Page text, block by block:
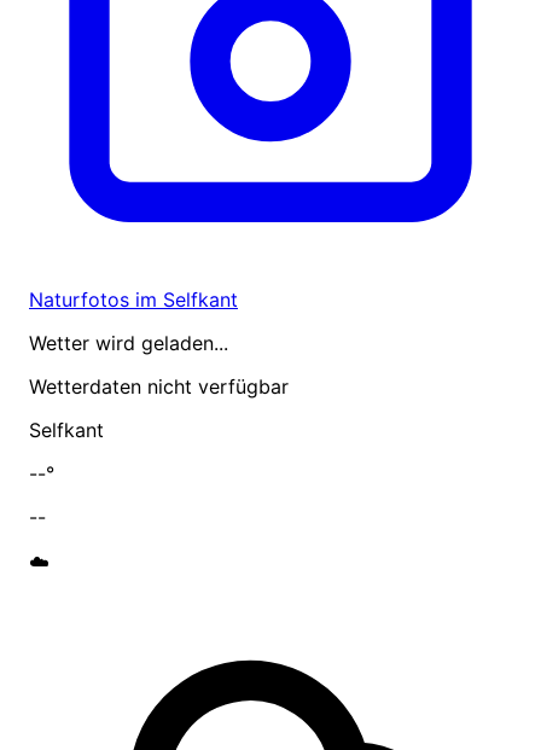
Naturfotos im Selfkant
Wetter wird geladen...
Wetterdaten nicht verfügbar
Selfkant
--°
--
☁️